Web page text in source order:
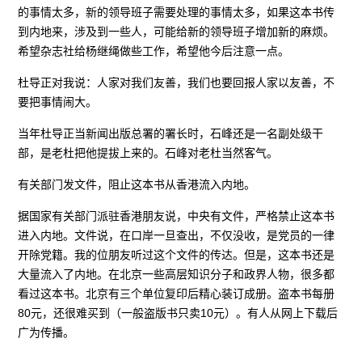
的事情太多，新的领导班子需要处理的事情太多，如果这本书传
到内地来，涉及到一些人，可能给新的领导班子增加新的麻烦。
希望杂志社给杨继绳做些工作，希望他今后注意一点。
杜导正对我说：人家对我们友善，我们也要回报人家以友善，不
要把事情闹大。
当年杜导正当新闻出版总署的署长时，石峰还是一名副处级干
部，是老杜把他提拔上来的。石峰对老杜当然客气。
有关部门发文件，阻止这本书从香港流入内地。
据国家有关部门派驻香港朋友说，中央有文件，严格禁止这本书
进入内地。文件说，在口岸一旦查出，不仅没收，是党员的一律
开除党籍。我的位朋友听过这个文件的传达。但是，这本书还是
大量流入了内地。在北京一些高层知识分子和政界人物，很多都
看过这本书。北京有三个单位复印后精心装订成册。盗本书每册
80元，还很难买到（一般盗版书只卖10元）。有人从网上下载后
广为传播。